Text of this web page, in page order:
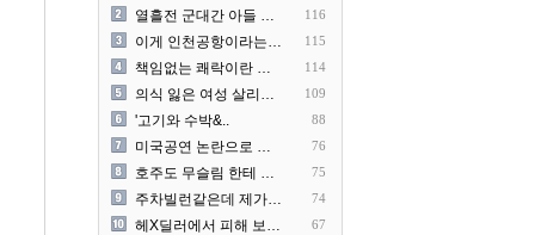
열흘전 군대간 아들 소포(가.. 116
이게 인천공항이라는게 믿겨지.. 115
책임없는 쾌락이란 말에 빡친.. 114
의식 잃은 여성 살리려다 성.. 109
'고기와 수박&.. 88
미국공연 논란으로 지금 다시.. 76
호주도 무슬림 한테 점령 당.. 75
주차빌런같은데 제가 잘못한건.. 74
헤X딜러에서 피해 보신분 더.. 67